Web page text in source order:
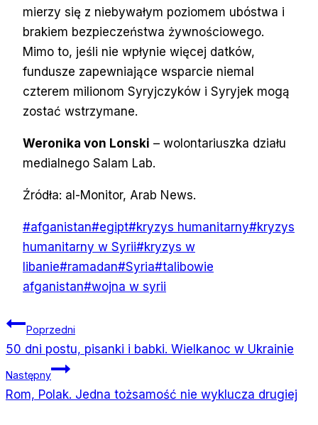
mierzy się z niebywałym poziomem ubóstwa i
brakiem bezpieczeństwa żywnościowego.
Mimo to, jeśli nie wpłynie więcej datków,
fundusze zapewniające wsparcie niemal
czterem milionom Syryjczyków i Syryjek mogą
zostać wstrzymane.
Weronika von Lonski – wolontariuszka działu
medialnego Salam Lab.
Źródła: al-Monitor, Arab News.
Tagi
wpisu:
#afganistan#egipt#kryzys humanitarny#kryzys
humanitarny w Syrii#kryzys w
libanie#ramadan#Syria#talibowie
afganistan#wojna w syrii
Nawigacja
wpisu
Poprzedni
50 dni postu, pisanki i babki. Wielkanoc w Ukrainie
Następny
Rom, Polak. Jedna tożsamość nie wyklucza drugiej